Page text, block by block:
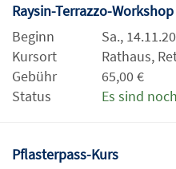
Raysin-Terrazzo-Workshop
Beginn
Sa.,
Kursort
Rathaus,
Gebühr
65,00 €
Status
Es sind
Pflasterpass-Kurs